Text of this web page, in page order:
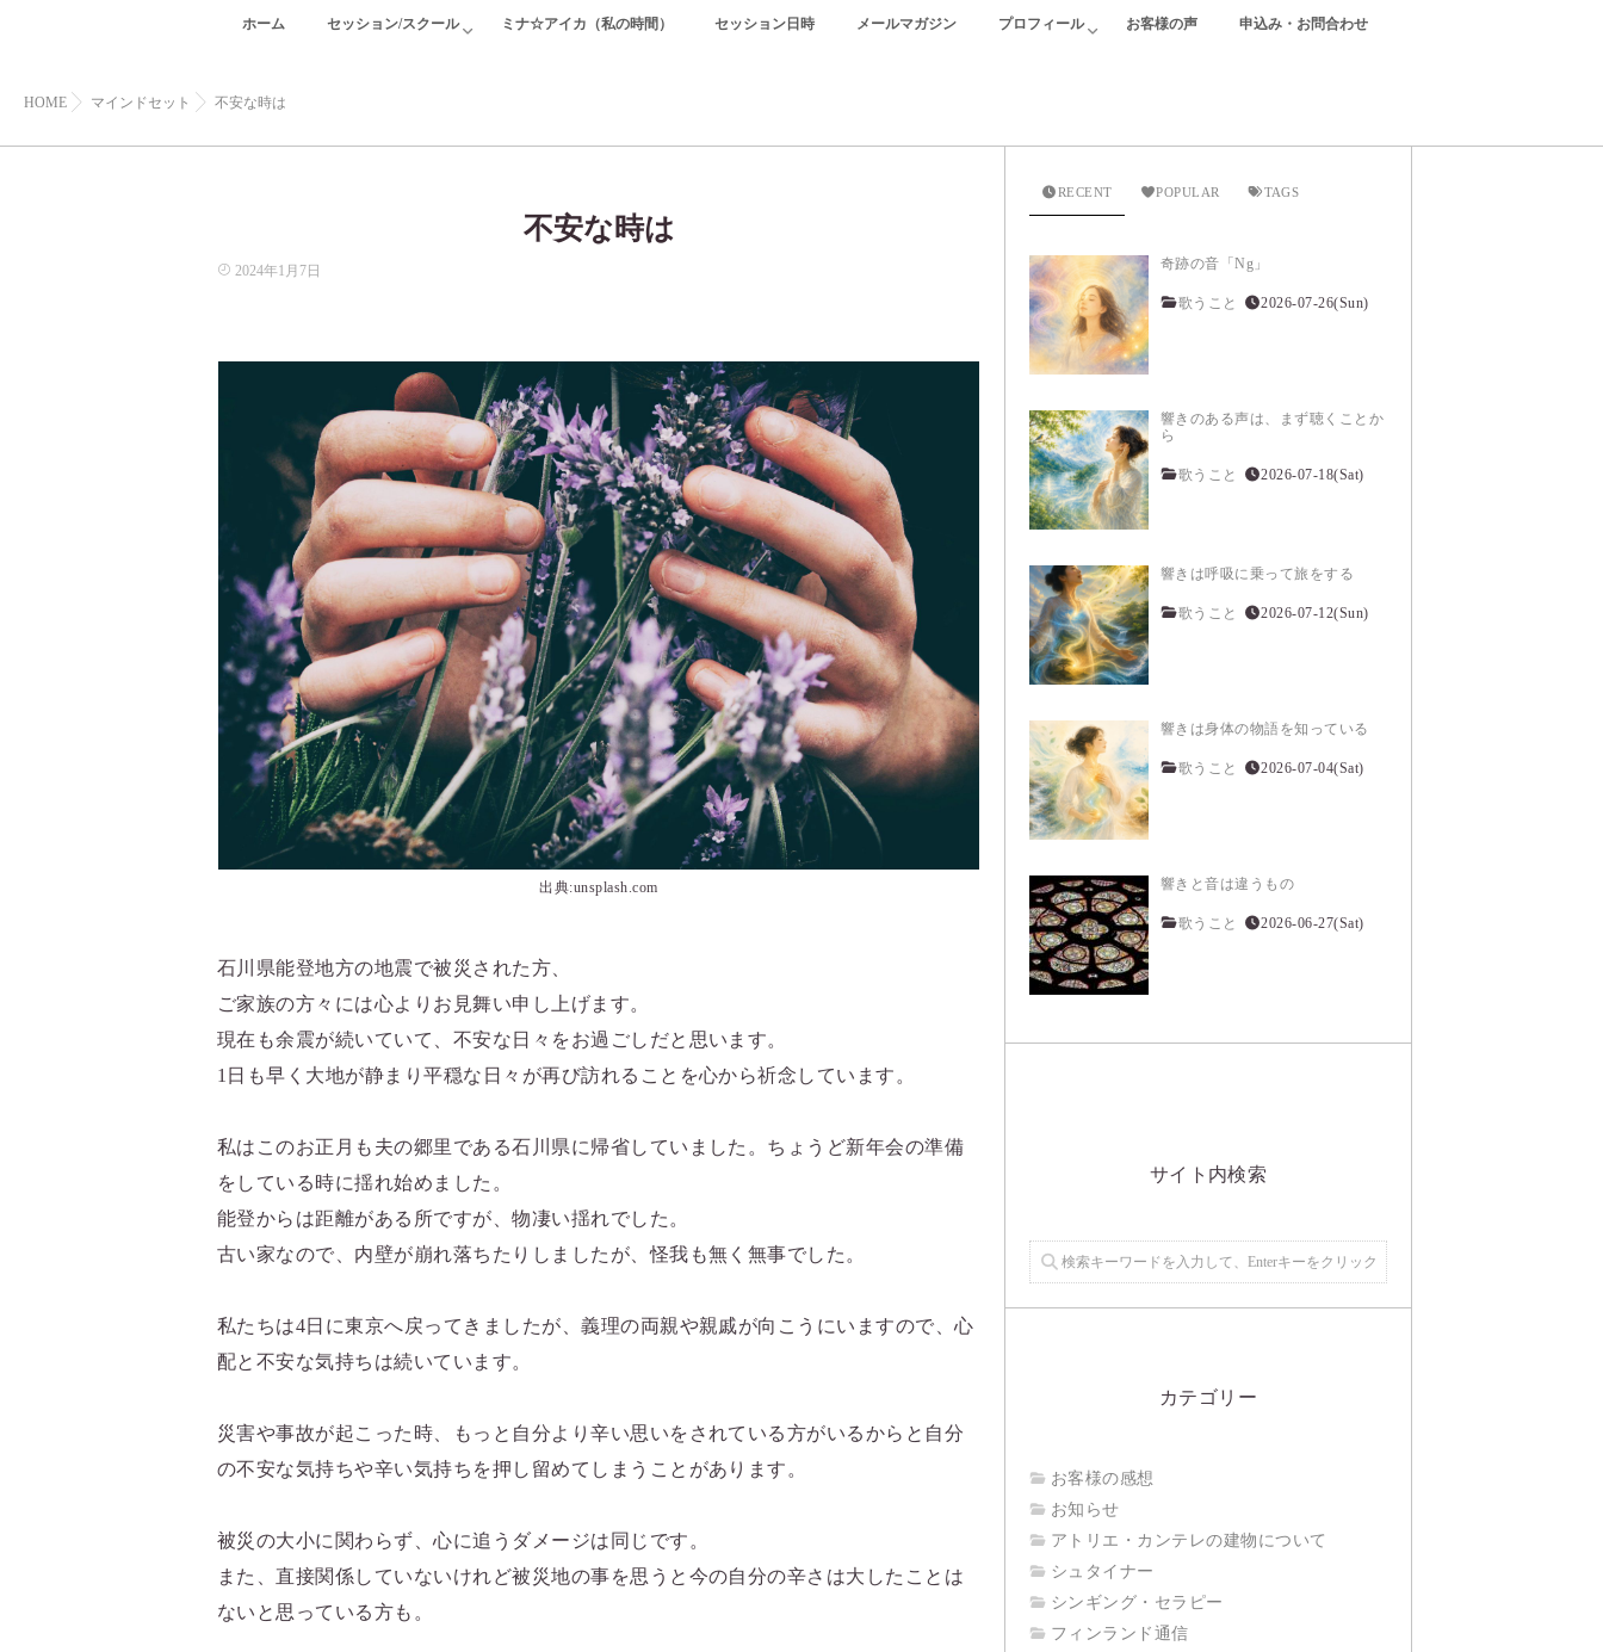
ホーム セッション/スクール ミナ☆アイカ（私の時間） セッション日時 メールマガジン プロフィール お客様の声 申込み・お問合わせ
HOME マインドセット 不安な時は
不安な時は
2024年1月7日
出典:unsplash.com
石川県能登地方の地震で被災された方、
ご家族の方々には心よりお見舞い申し上げます。
現在も余震が続いていて、不安な日々をお過ごしだと思います。
1日も早く大地が静まり平穏な日々が再び訪れることを心から祈念しています。
私はこのお正月も夫の郷里である石川県に帰省していました。ちょうど新年会の準備
をしている時に揺れ始めました。
能登からは距離がある所ですが、物凄い揺れでした。
古い家なので、内壁が崩れ落ちたりしましたが、怪我も無く無事でした。
私たちは4日に東京へ戻ってきましたが、義理の両親や親戚が向こうにいますので、心
配と不安な気持ちは続いています。
災害や事故が起こった時、もっと自分より辛い思いをされている方がいるからと自分
の不安な気持ちや辛い気持ちを押し留めてしまうことがあります。
被災の大小に関わらず、心に追うダメージは同じです。
また、直接関係していないけれど被災地の事を思うと今の自分の辛さは大したことは
ないと思っている方も。
RECENT POPULAR TAGS
奇跡の音「Ng」
歌うこと 2026-07-26(Sun)
響きのある声は、まず聴くことか
ら
歌うこと 2026-07-18(Sat)
響きは呼吸に乗って旅をする
歌うこと 2026-07-12(Sun)
響きは身体の物語を知っている
歌うこと 2026-07-04(Sat)
響きと音は違うもの
歌うこと 2026-06-27(Sat)
サイト内検索
カテゴリー
お客様の感想
お知らせ
アトリエ・カンテレの建物について
シュタイナー
シンギング・セラピー
フィンランド通信